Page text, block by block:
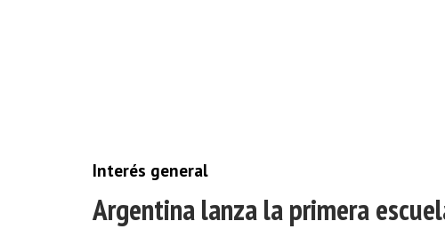
Argentina lanza la primera
Interés general